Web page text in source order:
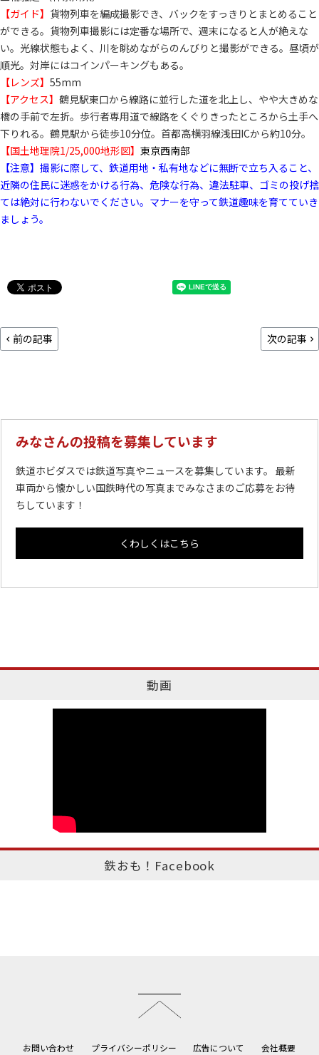
【ガイド】 貨物列車を編成撮影でき、バックをすっきりとまとめること
ができる。貨物列車撮影には定番な場所で、週末になると人が絶えな
い。光線状態もよく、川を眺めながらのんびりと撮影ができる。昼頃が
順光。対岸にはコインパーキングもある。
【レンズ】 55mm
【アクセス】 鶴見駅東口から線路に並行した道を北上し、やや大きめな
橋の手前で左折。歩行者専用道で線路をくぐりきったところから土手へ
下りれる。鶴見駅から徒歩10分位。首都高横羽線浅田ICから約10分。
【国土地理院1/25,000地形図】 東京西南部
【注意】撮影に際して、鉄道用地・私有地などに無断で立ち入ること、
近隣の住民に迷惑をかける行為、危険な行為、違法駐車、ゴミの投げ捨
ては絶対に行わないでください。マナーを守って鉄道趣味を育てていき
ましょう。
前の記事 次の記事
みなさんの投稿を募集しています
鉄道ホビダスでは鉄道写真やニュースを募集しています。 最新
車両から懐かしい国鉄時代の写真までみなさまのご応募をお待
ちしています！
くわしくはこちら
動画
鉄おも！Facebook
お問い合わせ プライバシーポリシー 広告について 会社概要